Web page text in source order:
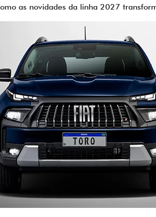
as novidades da linha 2027